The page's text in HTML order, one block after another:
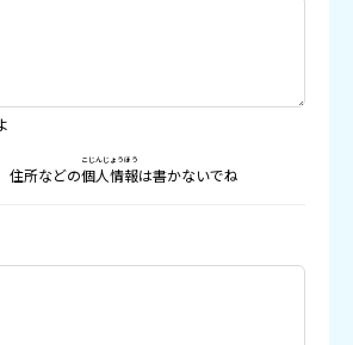
住所などの個人情報
こじんじょうほう
は書かないでね